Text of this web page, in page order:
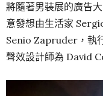
將隨著男裝展的廣告
意發想由生活家
Senio Zapruder，執
聲效設計師為 David